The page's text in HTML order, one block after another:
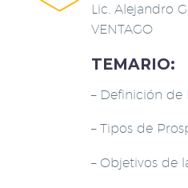
Lic. Alejandro
VENTAGO
TEMARIO:
– Definición de
– Tipos de
– Objetivos de